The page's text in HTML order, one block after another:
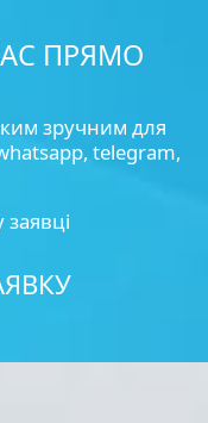
ПРЯМО
зручним для
telegram,